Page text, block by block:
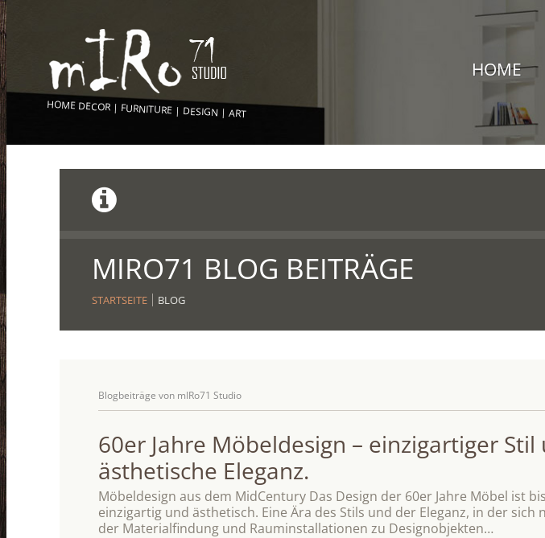
HOME DECOR | FURNITURE | DESIGN | ART
HOME
MIRO71 BLOG BEITRÄGE
STARTSEITE BLOG
Blogbeiträge von mIRo71 Studio
60er Jahre Möbeldesign – einzigartiger Stil
ästhetische Eleganz.
Möbeldesign aus dem MidCentury Das Design der 60er Jahre Möbel ist
einzigartig und ästhetisch. Eine Ära des Stils und der Eleganz, in der sich
der Materialfindung und Rauminstallationen zu Designobjekten…